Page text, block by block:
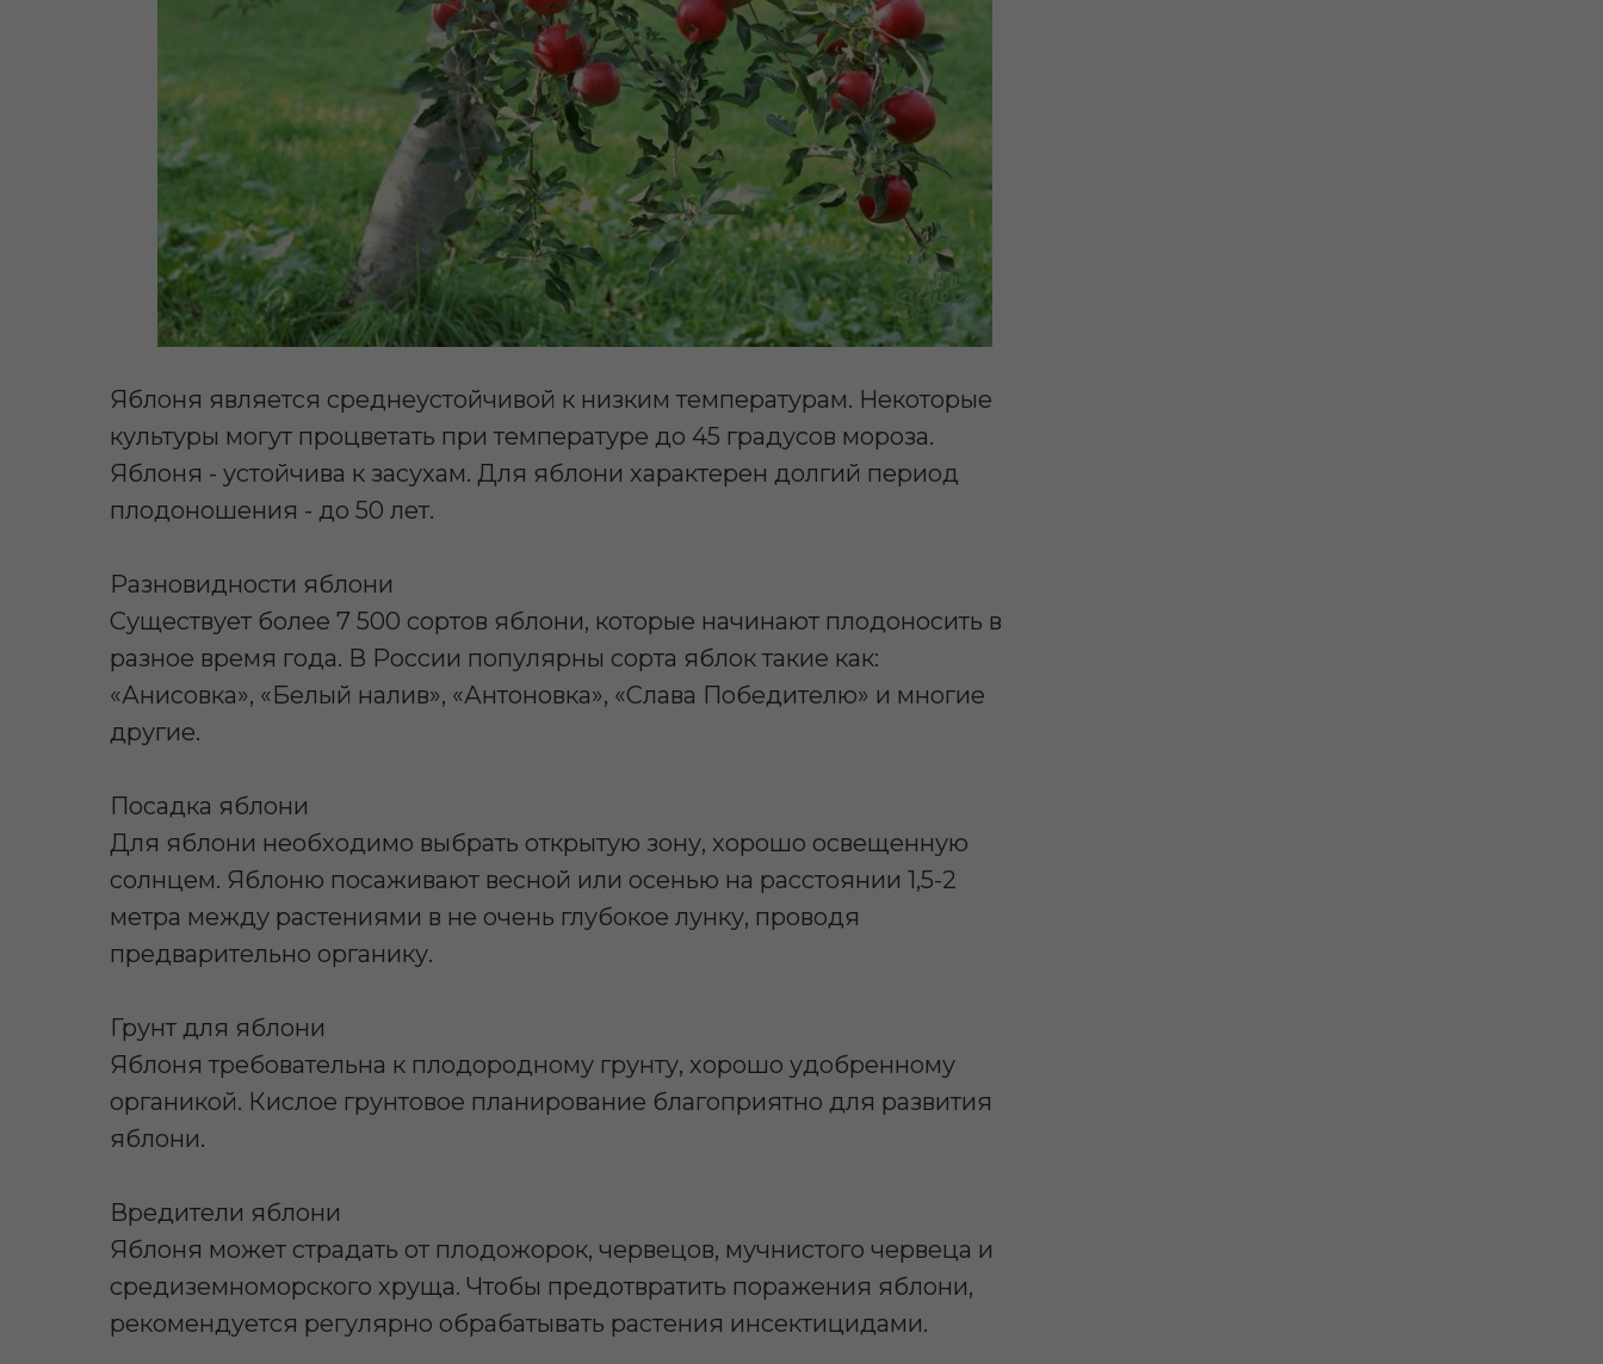
Яблоня является среднеустойчивой к низким температурам. Некоторые
культуры могут процветать при температуре до 45 градусов мороза.
Яблоня - устойчива к засухам. Для яблони характерен долгий период
плодоношения - до 50 лет.
Разновидности яблони
Существует более 7 500 сортов яблони, которые начинают плодоносить в
разное время года. В России популярны сорта яблок такие как:
«Анисовка», «Белый налив», «Антоновка», «Слава Победителю» и многие
другие.
Посадка яблони
Для яблони необходимо выбрать открытую зону, хорошо освещенную
солнцем. Яблоню посаживают весной или осенью на расстоянии 1,5-2
метра между растениями в не очень глубокое лунку, проводя
предварительно органику.
Грунт для яблони
Яблоня требовательна к плодородному грунту, хорошо удобренному
органикой. Кислое грунтовое планирование благоприятно для развития
яблони.
Вредители яблони
Яблоня может страдать от плодожорок, червецов, мучнистого червеца и
средиземноморского хруща. Чтобы предотвратить поражения яблони,
рекомендуется регулярно обрабатывать растения инсектицидами.